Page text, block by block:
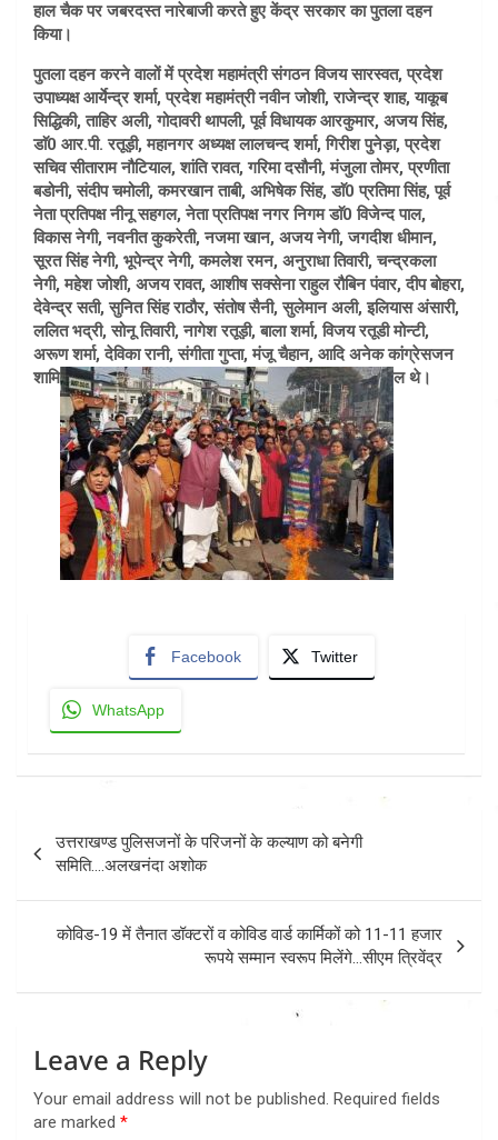
हाल चैक पर जबरदस्त नारेबाजी करते हुए केंद्र सरकार का पुतला दहन
किया।
पुतला दहन करने वालों में प्रदेश महामंत्री संगठन विजय सारस्वत, प्रदेश
उपाध्यक्ष आर्येन्द्र शर्मा, प्रदेश महामंत्री नवीन जोशी, राजेन्द्र शाह, याकूब
सिद्धिकी, ताहिर अली, गोदावरी थापली, पूर्व विधायक आरकुमार, अजय सिंह,
डाॅ0 आर.पी. रतूड़ी, महानगर अध्यक्ष लालचन्द शर्मा, गिरीश पुनेड़ा, प्रदेश
सचिव सीताराम नौटियाल, शांति रावत, गरिमा दसौनी, मंजुला तोमर, प्रणीता
बडोनी, संदीप चमोली, कमरखान ताबी, अभिषेक सिंह, डाॅ0 प्रतिमा सिंह, पूर्व
नेता प्रतिपक्ष नीनू सहगल, नेता प्रतिपक्ष नगर निगम डाॅ0 विजेन्द पाल,
विकास नेगी, नवनीत कुकरेती, नजमा खान, अजय नेगी, जगदीश धीमान,
सूरत सिंह नेगी, भूपेन्द्र नेगी, कमलेश रमन, अनुराधा तिवारी, चन्द्रकला
नेगी, महेश जोशी, अजय रावत, आशीष सक्सेना राहुल रौबिन पंवार, दीप बोहरा,
देवेन्द्र सती, सुनित सिंह राठौर, संतोष सैनी, सुलेमान अली, इलियास अंसारी,
ललित भद्री, सोनू तिवारी, नागेश रतूड़ी, बाला शर्मा, विजय रतूडी मोन्टी,
अरूण शर्मा, देविका रानी, संगीता गुप्ता, मंजू चैहान, आदि अनेक कांग्रेसजन
शामि
ल थे।
Facebook Twitter
WhatsApp
navigation
उत्तराखण्ड पुलिसजनों के परिजनों के कल्याण को बनेगी
समिति….अलखनंदा अशोक
कोविड-19 में तैनात डॉक्टरों व कोविड वार्ड कार्मिकों को 11-11 हजार
रूपये सम्मान स्वरूप मिलेंगे…सीएम त्रिवेंद्र
Leave a Reply
Your email address will not be published. Required fields
are marked *